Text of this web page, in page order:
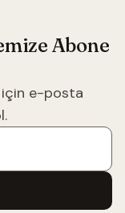
Abone
için e-posta